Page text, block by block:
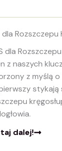
dla Rozszczepu
dla
z naszych
z myślą
stykają
dalej!